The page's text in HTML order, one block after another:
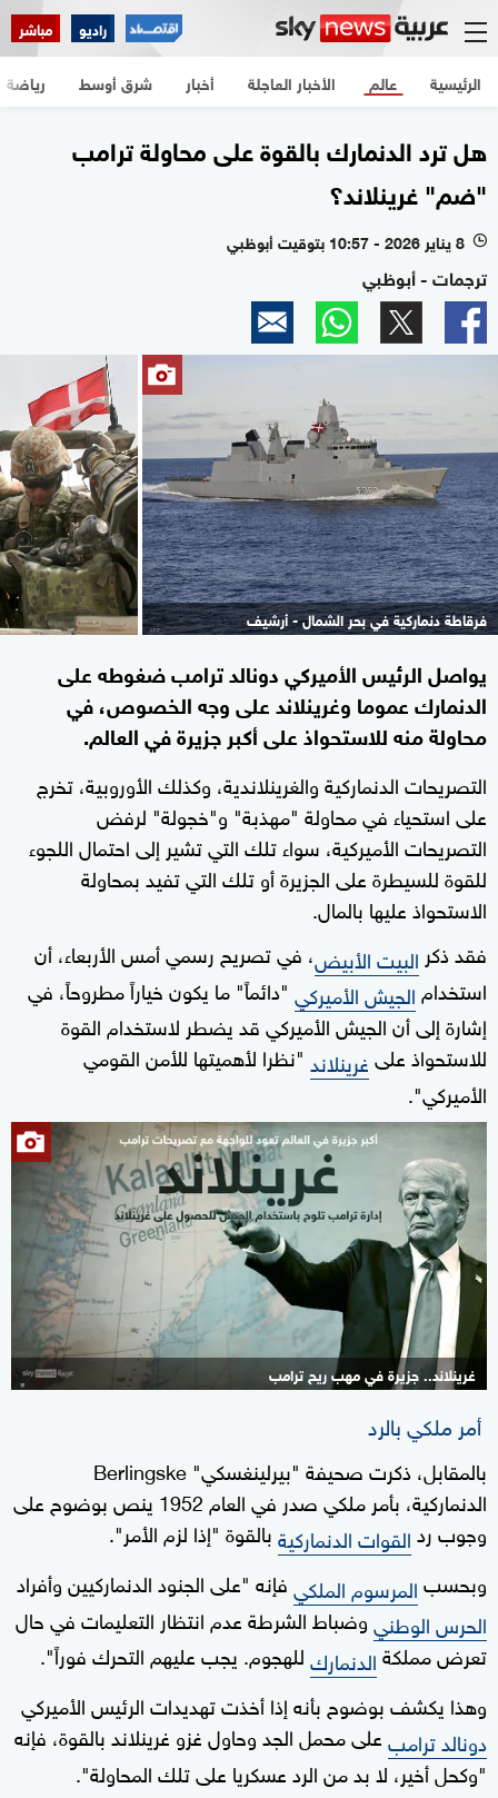
راديو مباشر
الرئيسية الأخبار العاجلة أخبار شرق أوسط عالم رياضة
هل ترد الدنمارك بالقوة على محاولة ترامب
"ضم" غرينلاند؟
l 8 يناير 2026 - 10:57 بتوقيت أبوظبي
ترجمات - أبوظبي
فرقاطة دنماركية في بحر الشمال - أرشيف
يواصل الرئيس الأميركي دونالد ترامب ضغوطه على
الدنمارك عموما وغرينلاند على وجه الخصوص، في
محاولة منه للاستحواذ على أكبر جزيرة في العالم.
التصريحات الدنماركية والغرينلاندية، وكذلك الأوروبية، تخرج
على استحياء في محاولة "مهذبة" و"خجولة" لرفض
التصريحات الأميركية، سواء تلك التي تشير إلى احتمال اللجوء
للقوة للسيطرة على الجزيرة أو تلك التي تفيد بمحاولة
الاستحواذ عليها بالمال.
فقد ذكر البيت الأبيض، في تصريح رسمي أمس الأربعاء، أن
استخدام الجيش الأميركي "دائماً" ما يكون خياراً مطروحاً، في
إشارة إلى أن الجيش الأميركي قد يضطر لاستخدام القوة
للاستحواذ علىغرينلاند "نظرا لأهميتها للأمن القومي
الأميركي".
غرينلاند.. جزيرة في مهب ريح ترامب
أمر ملكي بالرد
بالمقابل، ذكرت صحيفة "بيرلينغسكي" Berlingske
الدنماركية، بأمر ملكي صدر في العام 1952 ينص بوضوح على
وجوب ردالقوات الدنماركيةبالقوة "إذا لزم الأمر".
وبحسبالمرسوم الملكيفإنه "على الجنود الدنماركيين وأفراد
الحرس الوطنيوضباط الشرطة عدم انتظار التعليمات في حال
تعرض مملكةالدنماركللهجوم. يجب عليهم التحرك فوراً".
وهذا يكشف بوضوح بأنه إذا أخذت تهديدات الرئيس الأميركي
دونالد ترامبعلى محمل الجد وحاول غزو غرينلاند بالقوة، فإنه
"وكحل أخير، لا بد من الرد عسكريا على تلك المحاولة".